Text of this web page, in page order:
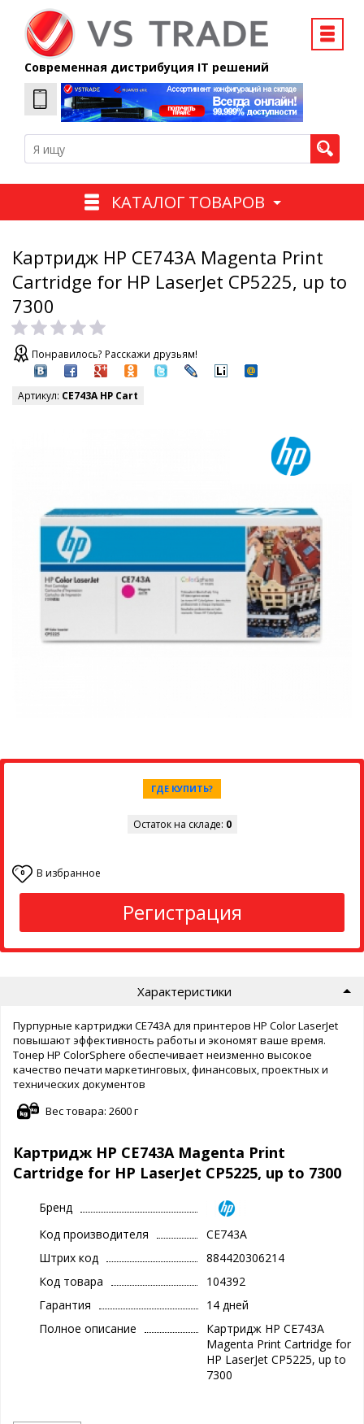
Современная дистрибуция IT решений
КАТАЛОГ ТОВАРОВ
Картридж HP CE743A Magenta Print
Cartridge for HP LaserJet CP5225, up to
7300
Понравилось? Расскажи друзьям!
Артикул: CE743A HP Cart
ГДЕ КУПИТЬ?
Остаток на складе: 0
0 В избранное
Регистрация
Характеристики
Пурпурные картриджи CE743A для принтеров HP Color LaserJet
повышают эффективность работы и экономят ваше время.
Тонер HP ColorSphere обеспечивает неизменно высокое
качество печати маркетинговых, финансовых, проектных и
технических документов
Вес товара: 2600 г
Картридж HP CE743A Magenta Print
Cartridge for HP LaserJet CP5225, up to 7300
Бренд
Код производителя
CE743A
Штрих код
884420306214
Код товара
104392
Гарантия
14 дней
Полное описание
Картридж HP CE743A
Magenta Print Cartridge for
HP LaserJet CP5225, up to
7300